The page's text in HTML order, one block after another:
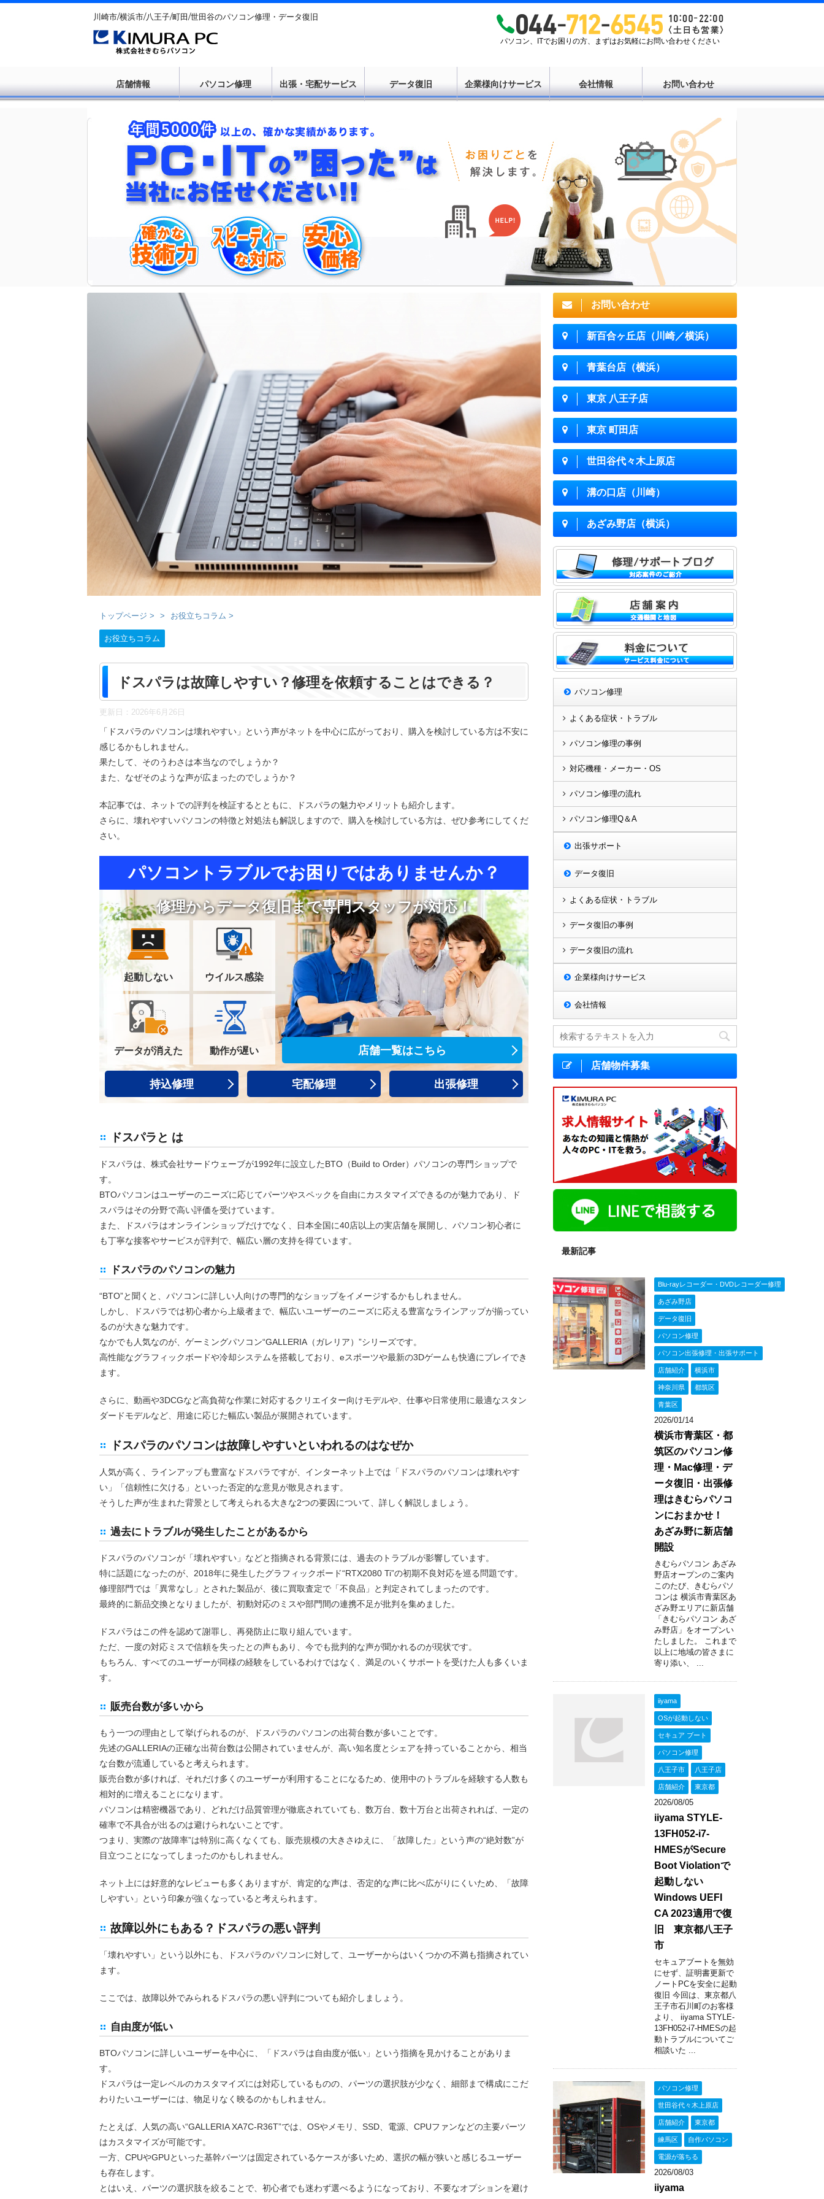
川崎市/横浜市/八王子/町田/世田谷のパソコン修理・データ復旧
パソコン、ITでお困りの方、まずはお気軽にお問い合わせください
店舗情報 パソコン修理 出張・宅配サービス データ復旧 企業様向けサービス 会社情報 お問い合わせ
トップページ > お役立ちコラム >
お役立ちコラム
ドスパラは故障しやすい？修理を依頼することはできる？
更新日： 2026年6月26日
「ドスパラのパソコンは壊れやすい」という声がネットを中心に広がっており、購入を検討している方は不安に
感じるかもしれません。
果たして、そのうわさは本当なのでしょうか？
また、なぜそのような声が広まったのでしょうか？
本記事では、ネットでの評判を検証するとともに、ドスパラの魅力やメリットも紹介します。
さらに、壊れやすいパソコンの特徴と対処法も解説しますので、購入を検討している方は、ぜひ参考にしてくだ
さい。
パソコントラブルでお困りではありませんか？
修理からデータ復旧まで専門スタッフが対応！
起動しない ウイルス感染
データが消えた 動作が遅い 店舗一覧はこちら
持込修理 宅配修理 出張修理
ドスパラと は
ドスパラは、株式会社サードウェーブが1992年に設立したBTO（Build to Order）パソコンの専門ショップで
す。
BTOパソコンはユーザーのニーズに応じてパーツやスペックを自由にカスタマイズできるのが魅力であり、ド
スパラはその分野で高い評価を受けています。
また、ドスパラはオンラインショップだけでなく、日本全国に40店以上の実店舗を展開し、パソコン初心者に
も丁寧な接客やサービスが評判で、幅広い層の支持を得ています。
ドスパラのパソコンの魅力
“BTO”と聞くと、パソコンに詳しい人向けの専門的なショップをイメージするかもしれません。
しかし、ドスパラでは初心者から上級者まで、幅広いユーザーのニーズに応える豊富なラインアップが揃ってい
るのが大きな魅力です。
なかでも人気なのが、ゲーミングパソコン“GALLERIA（ガレリア）”シリーズです。
高性能なグラフィックボードや冷却システムを搭載しており、eスポーツや最新の3Dゲームも快適にプレイでき
ます。
さらに、動画や3DCGなど高負荷な作業に対応するクリエイター向けモデルや、仕事や日常使用に最適なスタン
ダードモデルなど、用途に応じた幅広い製品が展開されています。
ドスパラのパソコンは故障しやすいといわれるのはなぜか
人気が高く、ラインアップも豊富なドスパラですが、インターネット上では「ドスパラのパソコンは壊れやす
い」「信頼性に欠ける」といった否定的な意見が散見されます。
そうした声が生まれた背景として考えられる大きな2つの要因について、詳しく解説しましょう。
過去にトラブルが発生したことがあるから
ドスパラのパソコンが「壊れやすい」などと指摘される背景には、過去のトラブルが影響しています。
特に話題になったのが、2018年に発生したグラフィックボード“RTX2080 Ti”の初期不良対応を巡る問題です。
修理部門では「異常なし」とされた製品が、後に買取査定で「不良品」と判定されてしまったのです。
最終的に新品交換となりましたが、初動対応のミスや部門間の連携不足が批判を集めました。
ドスパラはこの件を認めて謝罪し、再発防止に取り組んでいます。
ただ、一度の対応ミスで信頼を失ったとの声もあり、今でも批判的な声が聞かれるのが現状です。
もちろん、すべてのユーザーが同様の経験をしているわけではなく、満足のいくサポートを受けた人も多くいま
す。
販売台数が多いから
もう一つの理由として挙げられるのが、ドスパラのパソコンの出荷台数が多いことです。
先述のGALLERIAの正確な出荷台数は公開されていませんが、高い知名度とシェアを持っていることから、相当
な台数が流通していると考えられます。
販売台数が多ければ、それだけ多くのユーザーが利用することになるため、使用中のトラブルを経験する人数も
相対的に増えることになります。
パソコンは精密機器であり、どれだけ品質管理が徹底されていても、数万台、数十万台と出荷されれば、一定の
確率で不具合が出るのは避けられないことです。
つまり、実際の“故障率”は特別に高くなくても、販売規模の大きさゆえに、「故障した」という声の“絶対数”が
目立つことになってしまったのかもしれません。
ネット上には好意的なレビューも多くありますが、肯定的な声は、否定的な声に比べ広がりにくいため、「故障
しやすい」という印象が強くなっていると考えられます。
故障以外にもある？ドスパラの悪い評判
「壊れやすい」という以外にも、ドスパラのパソコンに対して、ユーザーからはいくつかの不満も指摘されてい
ます。
ここでは、故障以外でみられるドスパラの悪い評判についても紹介しましょう。
自由度が低い
BTOパソコンに詳しいユーザーを中心に、「ドスパラは自由度が低い」という指摘を見かけることがありま
す。
ドスパラは一定レベルのカスタマイズには対応しているものの、パーツの選択肢が少なく、細部まで構成にこだ
わりたいユーザーには、物足りなく映るのかもしれません。
たとえば、人気の高い“GALLERIA XA7C-R36T”では、OSやメモリ、SSD、電源、CPUファンなどの主要パーツ
はカスタマイズが可能です。
一方、CPUやGPUといった基幹パーツは固定されているケースが多いため、選択の幅が狭いと感じるユーザー
も存在します。
とはいえ、パーツの選択肢を絞ることで、初心者でも迷わず選べるようになっており、不要なオプションを避け
お問い合わせ
新百合ヶ丘店（川崎／横浜）
青葉台店（横浜）
東京 八王子店
東京 町田店
世田谷代々木上原店
溝の口店（川崎）
あざみ野店（横浜）
パソコン修理
よくある症状・トラブル
パソコン修理の事例
対応機種・メーカー・OS
パソコン修理の流れ
パソコン修理Q＆A
出張サポート
データ復旧
よくある症状・トラブル
データ復旧の事例
データ復旧の流れ
企業様向けサービス
会社情報
店舗物件募集
最新記事
Blu-rayレコーダー・DVDレコーダー修理
あざみ野店
データ復旧
パソコン修理
パソコン出張修理・出張サポート
店舗紹介 横浜市
神奈川県 都筑区
青葉区
2026/01/14
横浜市青葉区・都
筑区のパソコン修
理・Mac修理・デ
ータ復旧・出張修
理はきむらパソコ
ンにおまかせ！
あざみ野に新店舗
開設
きむらパソコン あざみ
野店オープンのご案内
このたび、きむらパソ
コンは 横浜市青葉区あ
ざみ野エリアに新店舗
「きむらパソコン あざ
み野店」をオープンい
たしました。 これまで
以上に地域の皆さまに
寄り添い、 ...
iiyama
OSが起動しない
セキュア ブート
パソコン修理
八王子市 八王子店
店舗紹介 東京都
2026/08/05
iiyama STYLE-
13FH052-i7-
HMESがSecure
Boot Violationで
起動しない
Windows UEFI
CA 2023適用で復
旧 東京都八王子
市
セキュアブートを無効
にせず、証明書更新で
ノートPCを安全に起動
復旧 今回は、東京都八
王子市石川町のお客様
より、 iiyama STYLE-
13FH052-i7-HMESの起
動トラブルについてご
相談いた ...
パソコン修理
世田谷代々木上原店
店舗紹介 東京都
練馬区 自作パソコン
電源が落ちる
2026/08/03
iiyama